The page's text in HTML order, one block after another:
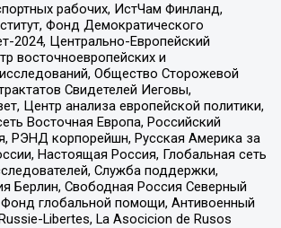
рабочих, ИстЧам Финланд,
Фонд Демократического
2024, Центрально-Европейский
восточноевропейских и
Общество Сторожевой
Свидетелей Иеговы,
Центр анализа европейской политики,
Восточная Европа, Российский
РЭНД корпорейшн, Русская Америка за
Настоящая Россия, Глобальная сеть
Служба поддержки,
Берлин, Свободная Россия Северный
глобальной помощи, Антивоенный
Libertes, La Asocicion de Rusos